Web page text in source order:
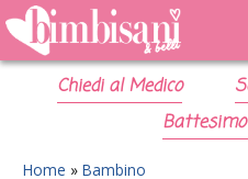
Chiedi al Medico
Home » Bambino